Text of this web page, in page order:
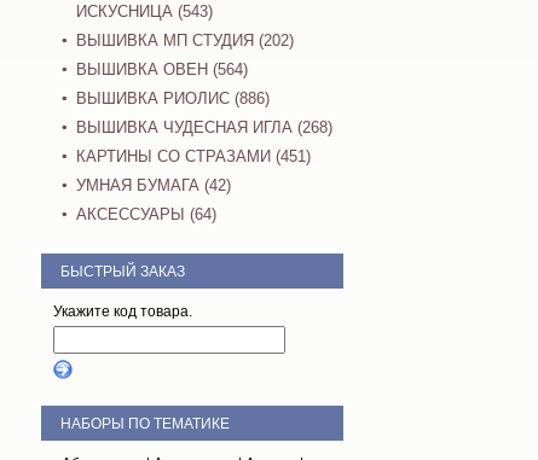
ИСКУСНИЦА (543)
ВЫШИВКА МП СТУДИЯ (202)
ВЫШИВКА ОВЕН (564)
ВЫШИВКА РИОЛИС (886)
ВЫШИВКА ЧУДЕСНАЯ ИГЛА (268)
КАРТИНЫ СО СТРАЗАМИ (451)
УМНАЯ БУМАГА (42)
АКСЕССУАРЫ (64)
БЫСТРЫЙ ЗАКАЗ
Укажите код товара.
НАБОРЫ ПО ТЕМАТИКЕ